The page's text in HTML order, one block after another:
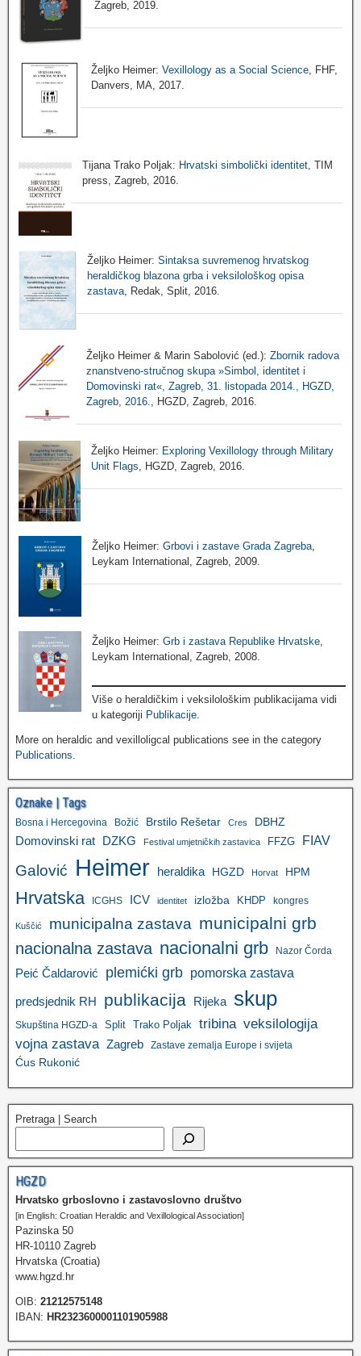
Zagreb, 2019.
Željko Heimer:Vexillology as a Social Science , FHF,
Danvers, MA, 2017.
Tijana Trako Poljak: Hrvatski simbolički identitet , TIM
press, Zagreb, 2016.
Željko Heimer: Sintaksa suvremenog hrvatskog
heraldičkog blazona grba i veksilološkog opisa
zastava, Redak, Split, 2016.
Željko Heimer & Marin Sabolović (ed.): Zbornik radova
znanstveno-stručnog skupa »Simbol, identitet i
Domovinski rat«, Zagreb, 31. listopada 2014., HGZD,
Zagreb, 2016.
, HGZD, Zagreb, 2016.
Željko Heimer: Exploring Vexillology through Military
Unit Flags , HGZD, Zagreb, 2016.
Željko Heimer: Grbovi i zastave Grada Zagreba
Leykam International, Zagreb, 2009.
Željko Heimer:Grb i zastava Republike Hrvatske
Leykam International, Zagreb, 2008.
Više o heraldičkim i veksilološkim publikacijama vidi
u kategoriji Publikacije.
More on heraldic and vexilloligcal publications see in the category
Publications.
Oznake | Tags
Bosna i Hercegovina Božić Brstilo Rešetar Cres DBHZ
Domovinski rat DZKG Festival umjetničkih zastavica FFZG FIAV
Galović Heimer heraldika HGZD Horvat HPM
Hrvatska ICGHS ICV identitet izložba KHDP kongres
Kuščić municipalna zastava municipalni grb
nacionalna zastava nacionalni grb Nazor Čorda
Peić Čaldarović plemićki grb pomorska zastava
predsjednik RH publikacija Rijeka skup
Skupština HGZD-a Split Trako Poljak tribina veksilologija
vojna zastava Zagreb Zastave zemalja Europe i svijeta
Ćus Rukonić
Pretraga | Search
HGZD
Hrvatsko grboslovno i zastavoslovno društvo
[in English: Croatian Heraldic and Vexillological Association]
Pazinska 50
HR-10110 Zagreb
Hrvatska (Croatia)
www.hgzd.hr
OIB: 21212575148
IBAN: HR2323600001101905988